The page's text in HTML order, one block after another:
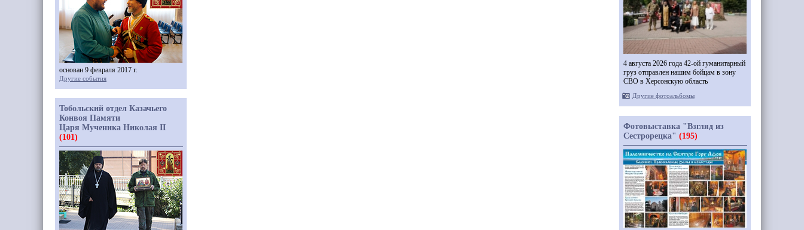
основан 9 февраля 2017 г.
Другие события
Тобольский отдел Казачьего
Конвоя Памяти
Царя Мученика Николая II
(101)
4 августа 2026 года 42-ой гуманитарный
груз отправлен нашим бойцам в зону
СВО в Херсонскую область
Другие фотоальбомы
Фотовыставка "Взгляд из
Сестрорецка" (195)